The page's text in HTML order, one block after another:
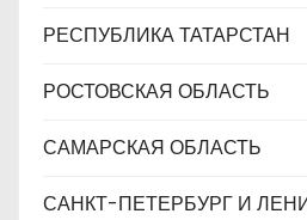
РЕСПУБЛИКА ТАТАРСТАН
РОСТОВСКАЯ ОБЛАСТЬ
САМАРСКАЯ ОБЛАСТЬ
САНКТ-ПЕТЕРБУРГ И